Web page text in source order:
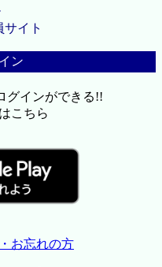
サイト
ン
グインができる!!
こちら
お忘れの方